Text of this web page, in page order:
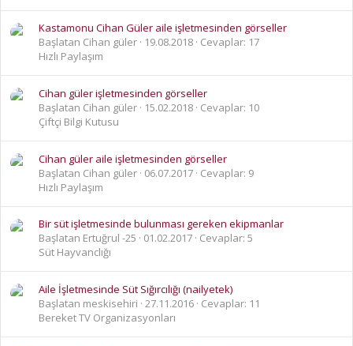
Kastamonu Cihan Güler aile işletmesinden görseller
Başlatan Cihan güler
19.08.2018 Cevaplar: 17
Hızlı Paylaşım
Cihan güler işletmesinden görseller
Başlatan Cihan güler
15.02.2018 Cevaplar: 10
Çiftçi Bilgi Kutusu
Cihan güler aile işletmesinden görseller
Başlatan Cihan güler 06.07.2017 Cevaplar: 9
Hızlı Paylaşım
Bir süt işletmesinde bulunması gereken ekipmanlar
Başlatan Ertuğrul -25
01.02.2017 Cevaplar: 5
Süt Hayvanclığı
Aile İşletmesinde Süt Sığırcılığı (nailyetek)
Başlatan meskisehiri 27.11.2016 Cevaplar: 11
Bereket TV Organizasyonları